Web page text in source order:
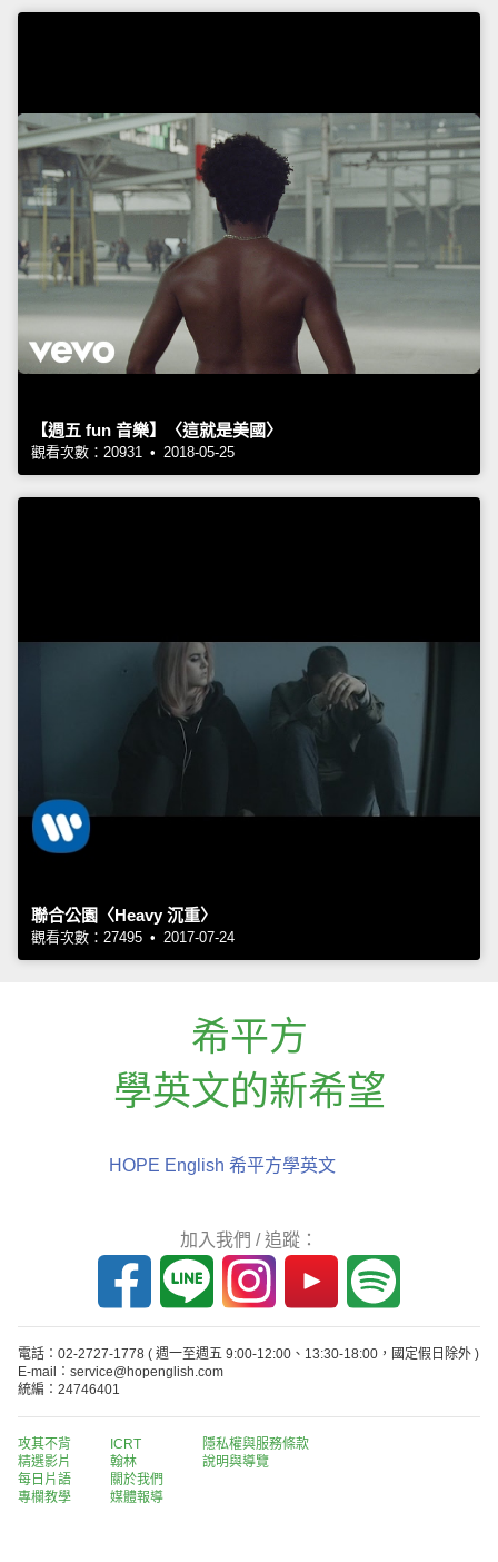
【週五 fun 音樂】〈這就是美國〉
觀看次數：20931 • 2018-05-25
聯合公園〈Heavy 沉重〉
觀看次數：27495 • 2017-07-24
希平方
學英文的新希望
HOPE English 希平方學英文
加入我們 / 追蹤：
電話：02-2727-1778 ( 週一至週五 9:00-12:00、13:30-18:00，國定假日除外 )
E-mail：service@hopenglish.com
統編：24746401
攻其不背
精選影片
每日片語
專欄教學
ICRT
翰林
關於我們
媒體報導
隱私權與服務條款
說明與導覽